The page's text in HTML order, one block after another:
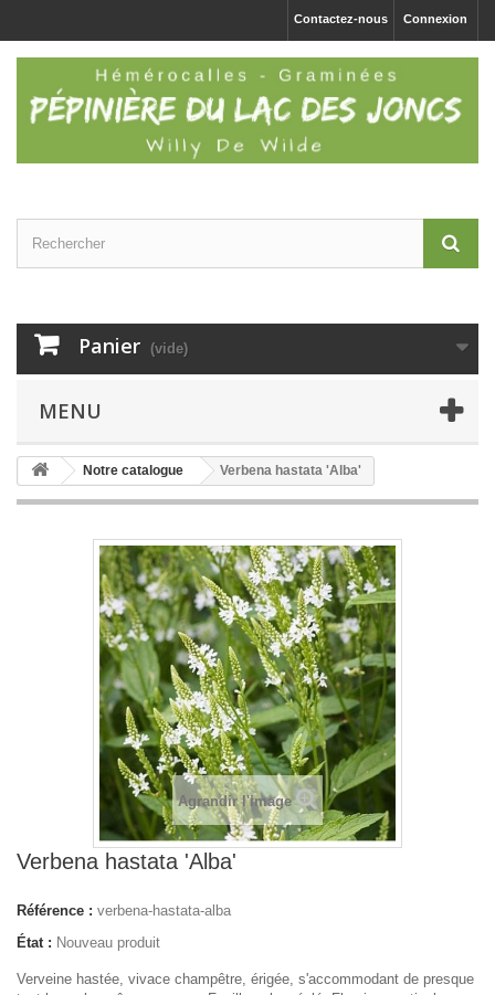
Connexion
Contactez-nous
Panier (vide)
MENU
Notre catalogue Verbena hastata 'Alba'
Agrandir l'image
Verbena hastata 'Alba'
Référence : verbena-hastata-alba
État : Nouveau produit
Verveine hastée, vivace champêtre, érigée, s'accommodant de presque